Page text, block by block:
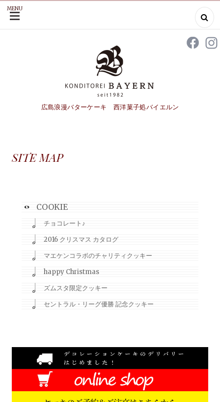
SKIP
CONTENT
広島浪漫バターケーキ 西洋菓子処バイエルン
MENU
SITE MAP
COOKIE
チョコレート♪
2016 クリスマス カタログ
マエケンコラボのチャリティクッキー
happy Christmas
ズムスタ限定クッキー
セントラル・リーグ優勝 記念クッキー